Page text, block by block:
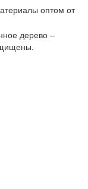
оптом от
дерево –